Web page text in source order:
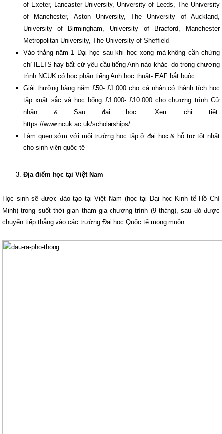
of Exeter, Lancaster University, University of Leeds, The University
of Manchester, Aston University, The University of Auckland,
University of Birmingham, University of Bradford, Manchester
Metropolitan University, The University of Sheffield
Vào thẳng năm 1 Đại học sau khi học xong mà không cần chứng
chỉ IELTS hay bất cứ yêu cầu tiếng Anh nào khác- do trong chương
trình NCUK có học phần tiếng Anh học thuật- EAP bắt buộc
Giải thưởng hàng năm £50- £1.000 cho cá nhân có thành tích học
tập xuất sắc và học bổng £1.000- £10.000 cho chương trình Cử
nhân & Sau đại học. Xem chi tiết:
https://www.ncuk.ac.uk/scholarships/
Làm quen sớm với môi trường học tập ở đại học & hỗ trợ tốt nhất
cho sinh viên quốc tế
Địa điểm học tại Việt Nam
Học sinh sẽ được đào tạo tại Việt Nam (học tại Đại học Kinh tế Hồ Chí
Minh) trong suốt thời gian tham gia chương trình (9 tháng), sau đó được
chuyển tiếp thẳng vào các trường Đại học Quốc tế mong muốn.